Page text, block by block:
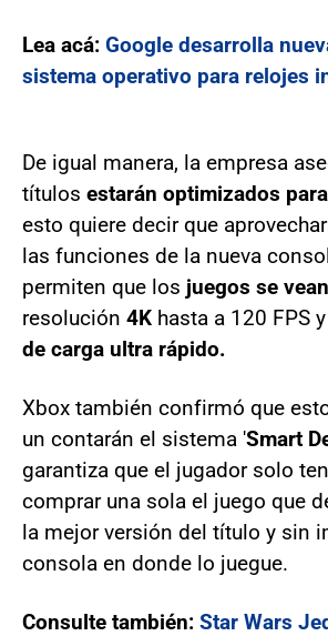
Lea acá: Google desarrolla
sistema operativo para relojes
De igual manera, la empresa
títulos estarán optimizados
esto quiere decir que
las funciones de la nueva
permiten que los juegos se vean
resolución 4K hasta a 120 FPS
de carga ultra rápido.
Xbox también confirmó que
un contarán el sistema 'Smart
garantiza que el jugador solo
comprar una sola el juego que
la mejor versión del título y sin
consola en donde lo juegue.
Consulte también: Star Wars